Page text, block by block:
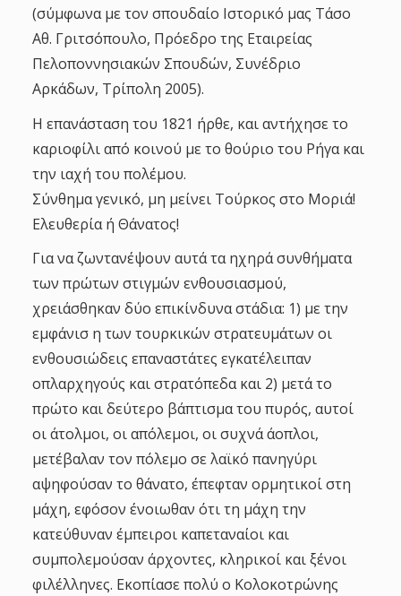
(σύμφωνα με τον σπουδαίο Ιστορικό μας Τάσο
Αθ. Γριτσόπουλο, Πρόεδρο της Εταιρείας
Πελοποννησιακών Σπουδών, Συνέδριο
Αρκάδων, Τρίπολη 2005).
Η επανάσταση του 1821 ήρθε, και αντήχησε το
καριοφίλι από κοινού με το θούριο του Ρήγα και
την ιαχή του πολέμου.
Σύνθημα γενικό, μη μείνει Τούρκος στο Μοριά!
Ελευθερία ή Θάνατος!
Για να ζωντανέψουν αυτά τα ηχηρά συνθήματα
των πρώτων στιγμών ενθουσιασμού,
χρειάσθηκαν δύο επικίνδυνα στάδια: 1) με την
εμφάνισ η των τουρκικών στρατευμάτων οι
ενθουσιώδεις επαναστάτες εγκατέλειπαν
οπλαρχηγούς και στρατόπεδα και 2) μετά το
πρώτο και δεύτερο βάπτισμα του πυρός, αυτοί
οι άτολμοι, οι απόλεμοι, οι συχνά άοπλοι,
μετέβαλαν τον πόλεμο σε λαϊκό πανηγύρι
αψηφούσαν το θάνατο, έπεφταν ορμητικοί στη
μάχη, εφόσον ένοιωθαν ότι τη μάχη την
κατεύθυναν έμπειροι καπεταναίοι και
συμπολεμούσαν άρχοντες, κληρικοί και ξένοι
φιλέλληνες. Εκοπίασε πολύ ο Κολοκοτρώνης